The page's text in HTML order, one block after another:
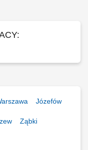
Józefów
Ząbki